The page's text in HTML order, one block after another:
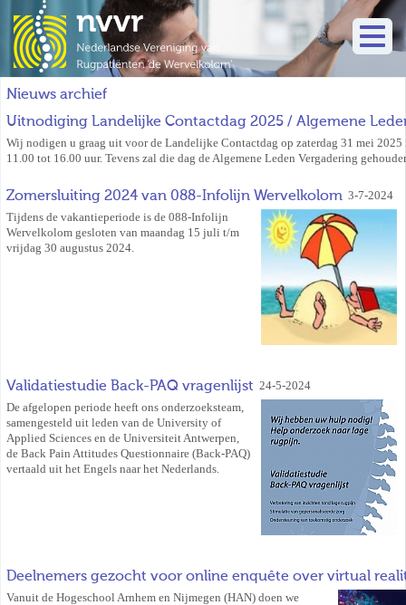
Nieuws archief
Uitnodiging Landelijke Contactdag 2025 / Algemene
Wij nodigen u graag uit voor de Landelijke Contactdag op zaterdag 31 mei 2025
11.00 tot 16.00 uur. Tevens zal die dag de Algemene Leden Vergadering
Zomersluiting 2024 van 088-Infolijn Wervelkolom 3-7-2024
Tijdens de vakantieperiode is de 088-Infolijn
Wervelkolom gesloten van maandag 15 juli t/m
vrijdag 30 augustus 2024.
Validatiestudie Back-PAQ vragenlijst 24-5-2024
De afgelopen periode heeft ons onderzoeksteam,
samengesteld uit leden van de University of
Applied Sciences en de Universiteit Antwerpen,
de Back Pain Attitudes Questionnaire (Back-PAQ)
vertaald uit het Engels naar het Nederlands.
Deelnemers gezocht voor online enquête over virtual
Vanuit de Hogeschool Arnhem en Nijmegen (HAN) doen we